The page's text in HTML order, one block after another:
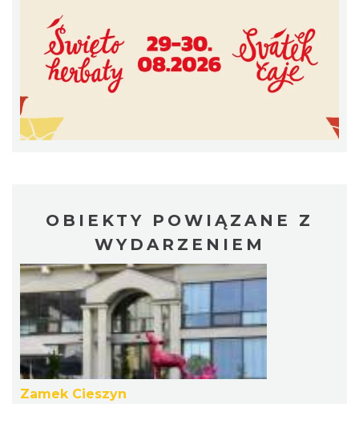
Cieszyn
2026-09-19
OBIEKTY POWIĄZANE Z
WYDARZENIEM
Zamek Cieszyn